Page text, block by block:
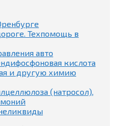
Техпомощь в
авто
кислота
и другую химию
(натросол),